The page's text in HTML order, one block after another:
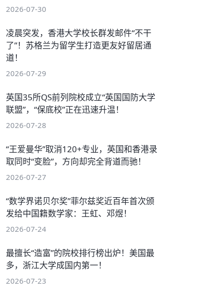
2026-07-30
凌晨突发，香港大学校长群发邮件“不干
了”！苏格兰为留学生打造更友好留居通
道！
2026-07-29
英国35所QS前列院校成立“英国国防大学
联盟”，“保底校”正在迅速升温！
2026-07-28
“王爱曼华”取消120+专业，英国和香港录
取同时“变脸”，方向却完全背道而驰！
2026-07-27
“数学界诺贝尔奖”菲尔兹奖近百年首次颁
发给中国籍数学家：王虹、邓煜！
2026-07-24
最擅长“造富”的院校排行榜出炉！美国最
多，浙江大学成国内第一！
2026-07-23